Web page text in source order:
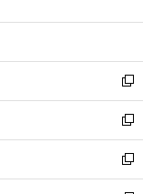
開
ウ
開
く
ン
ウ
で
開
く
ウ
ン
ド
ウ
で
開
く
新
し
い
ウ
ィ
ン
新
し
い
ウ
新
し